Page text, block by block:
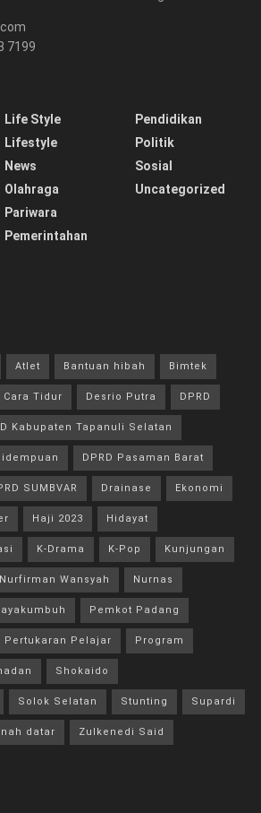
7199
Life Style
Lifestyle
News
Olahraga
Pariwara
Pemerintahan
Pendidikan
Politik
Sosial
Uncategorized
Atlet Bantuan hibah Bimtek
Cara Tidur Desrio Putra DPRD
Kabupaten Tapanuli Selatan
DPRD Pasaman Barat
SUMBVAR Drainase Ekonomi
Haji 2023 Hidayat
K-Drama K-Pop Kunjungan
Nurfirman Wansyah Nurnas
Pemkot Padang
Pertukaran Pelajar Program
Shokaido
Solok Selatan Stunting Supardi
datar Zulkenedi Said